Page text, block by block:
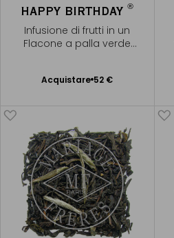
HAPPY BIRTHDAY®
Infusione di frutti in un
Flacone a palla verde
Acquistare 52 €
Aggiungere